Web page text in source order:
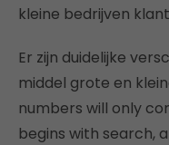
kleine bedrijven
Er zijn duidelijke
middel grote en
numbers will only
begins with search,